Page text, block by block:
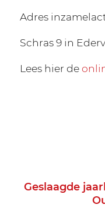
Adres
Schras 9 in
Lees hier de
Geslaagde